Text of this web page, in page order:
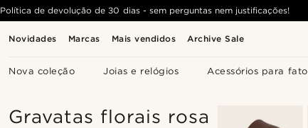
Novidades Marcas Mais vendidos Archive Sale
Nova coleção Joias e relógios Acessórios para fato
Política de devolução de 30 dias - sem perguntas nem justificações!
Gravatas florais rosa